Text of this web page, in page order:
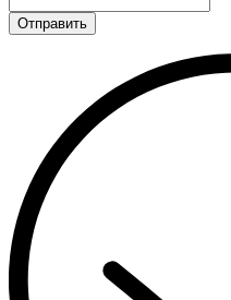
Отправить